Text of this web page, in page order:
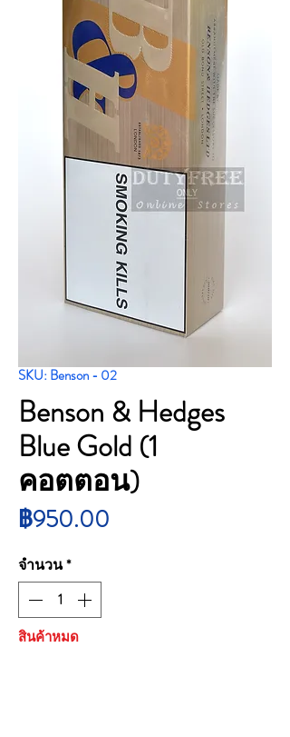
SKU: Benson - 02
Benson & Hedges
Blue Gold (1
คอตตอน)
฿950.00
จำนวน*
สินค้าหมด